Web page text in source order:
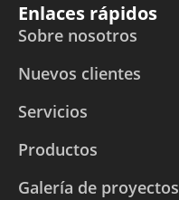
Enlaces rápidos
Sobre nosotros
Nuevos clientes
Servicios
Productos
Galería de proyectos